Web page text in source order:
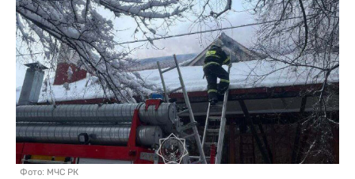
Фото: МЧС РК